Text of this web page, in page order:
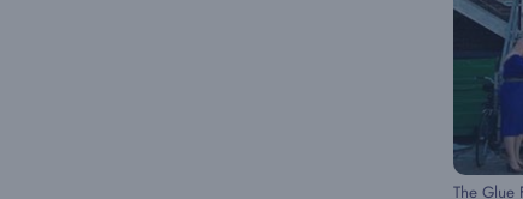
The Glue